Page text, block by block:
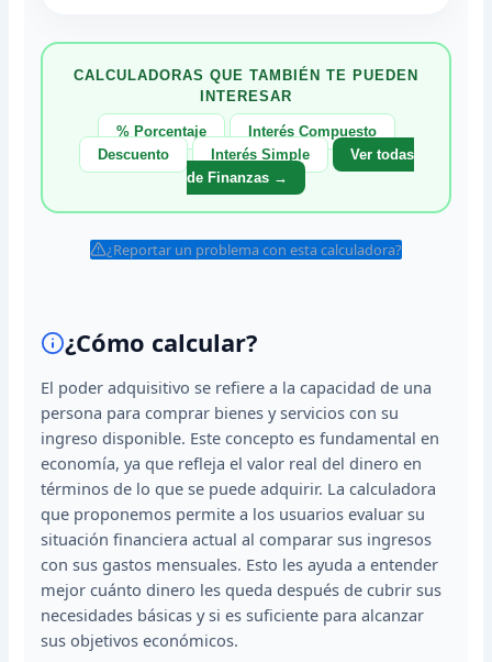
CALCULADORAS QUE TAMBIÉN TE PUEDEN
INTERESAR
% Porcentaje
Interés Compuesto
Descuento
Interés Simple
Ver todas
de Finanzas →
¿Reportar un problema con esta calculadora?
¿Cómo calcular?
El poder adquisitivo se refiere a la capacidad de una
persona para comprar bienes y servicios con su
ingreso disponible. Este concepto es fundamental en
economía, ya que refleja el valor real del dinero en
términos de lo que se puede adquirir. La calculadora
que proponemos permite a los usuarios evaluar su
situación financiera actual al comparar sus ingresos
con sus gastos mensuales. Esto les ayuda a entender
mejor cuánto dinero les queda después de cubrir sus
necesidades básicas y si es suficiente para alcanzar
sus objetivos económicos.